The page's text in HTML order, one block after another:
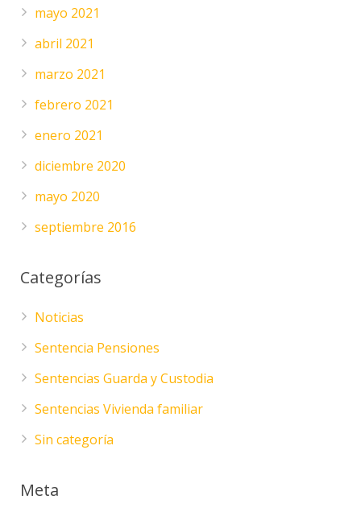
mayo 2021
abril 2021
marzo 2021
febrero 2021
enero 2021
diciembre 2020
mayo 2020
septiembre 2016
Categorías
Noticias
Sentencia Pensiones
Sentencias Guarda y Custodia
Sentencias Vivienda familiar
Sin categoría
Meta